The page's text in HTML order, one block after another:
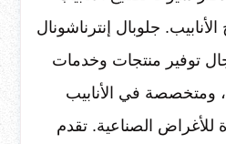
جلوبال إنترناشونال
توفير منتجات وخدمات
ومتخصصة في الأنابيب
للأغراض الصناعية. تقدم